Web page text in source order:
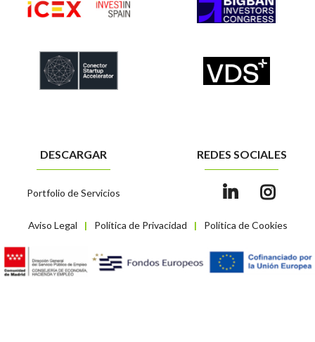
Aviso Legal | Política de Privacidad | Política de Cookies
DESCARGAR
Portfolio de Servicios
REDES SOCIALES